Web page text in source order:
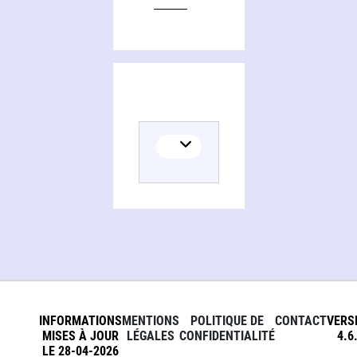
INFORMATIONS
MISES À JOUR
LE 28-04-2026
MENTIONS
LÉGALES
POLITIQUE DE
CONFIDENTIALITÉ
CONTACT